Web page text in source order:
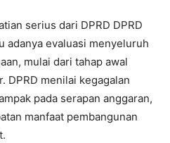
serius dari DPRD DPRD
adanya evaluasi menyeluruh
mulai dari tahap awal
DPRD menilai kegagalan
pada serapan anggaran,
manfaat pembangunan